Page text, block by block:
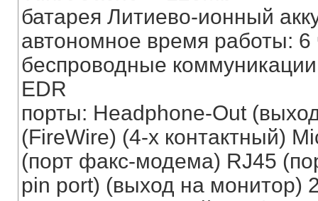
батарея Литиево-ионный
автономное время работы: 6
беспроводные
EDR
порты: Headphone-Out
(FireWire) (4-х контактный)
(порт факс-модема) RJ45
pin port) (выход на монитор)